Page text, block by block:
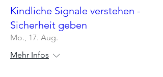
Kindliche Signale verstehen -
Sicherheit geben
Mo., 17. Aug.
Mehr Infos